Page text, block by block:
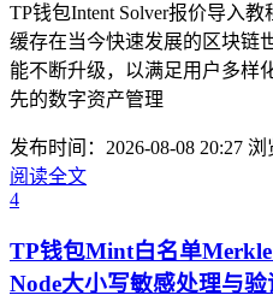
TP钱包Intent Solver报价导入
缓存在当今快速发展的区块链
能不断升级，以满足用户多样
先的数字资产管理
发布时间：2026-08-08 20:27 浏
阅读全文
4
TP钱包Mint白名单
Node大小写敏感处理与验